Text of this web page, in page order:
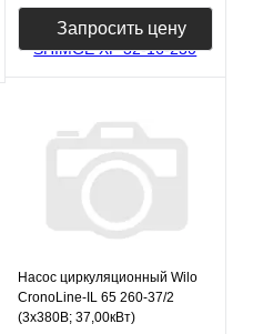
Запросить цену
Насос циркуляционный Wilo
CronoLine-IL 65 260-37/2
(3х380В; 37,00кВт)